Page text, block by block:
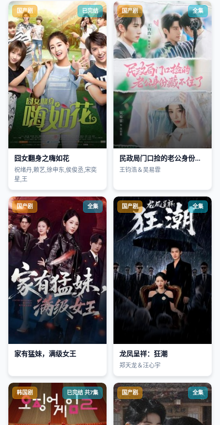
国产剧 已完结
囧女翻身之嗨如花
祝绪丹,赖艺,徐申东,侯俊丞,宋奕
星,王
国产剧 全集
民政局门口捡的老公身份藏不住了
王钧浩＆吴易霏
国产剧 全集
家有猛妹，满级女王
国产剧 全集
龙凤呈祥：狂潮
郑天龙＆汪心宇
韩国剧 已完结 共7集 国产剧 全集